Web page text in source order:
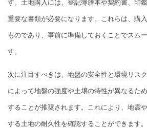
す。土地購入には、登記簿謄本や契約書、印
重要な書類が必要になります。これらは、購
ものであり、事前に準備しておくことでスム
す。
次に注目すべきは、地盤の安全性と環境リス
によって地盤の強度や土壌の特性が異なるた
することが推奨されます。これにより、地震
する土地の耐久性を確認することができます。